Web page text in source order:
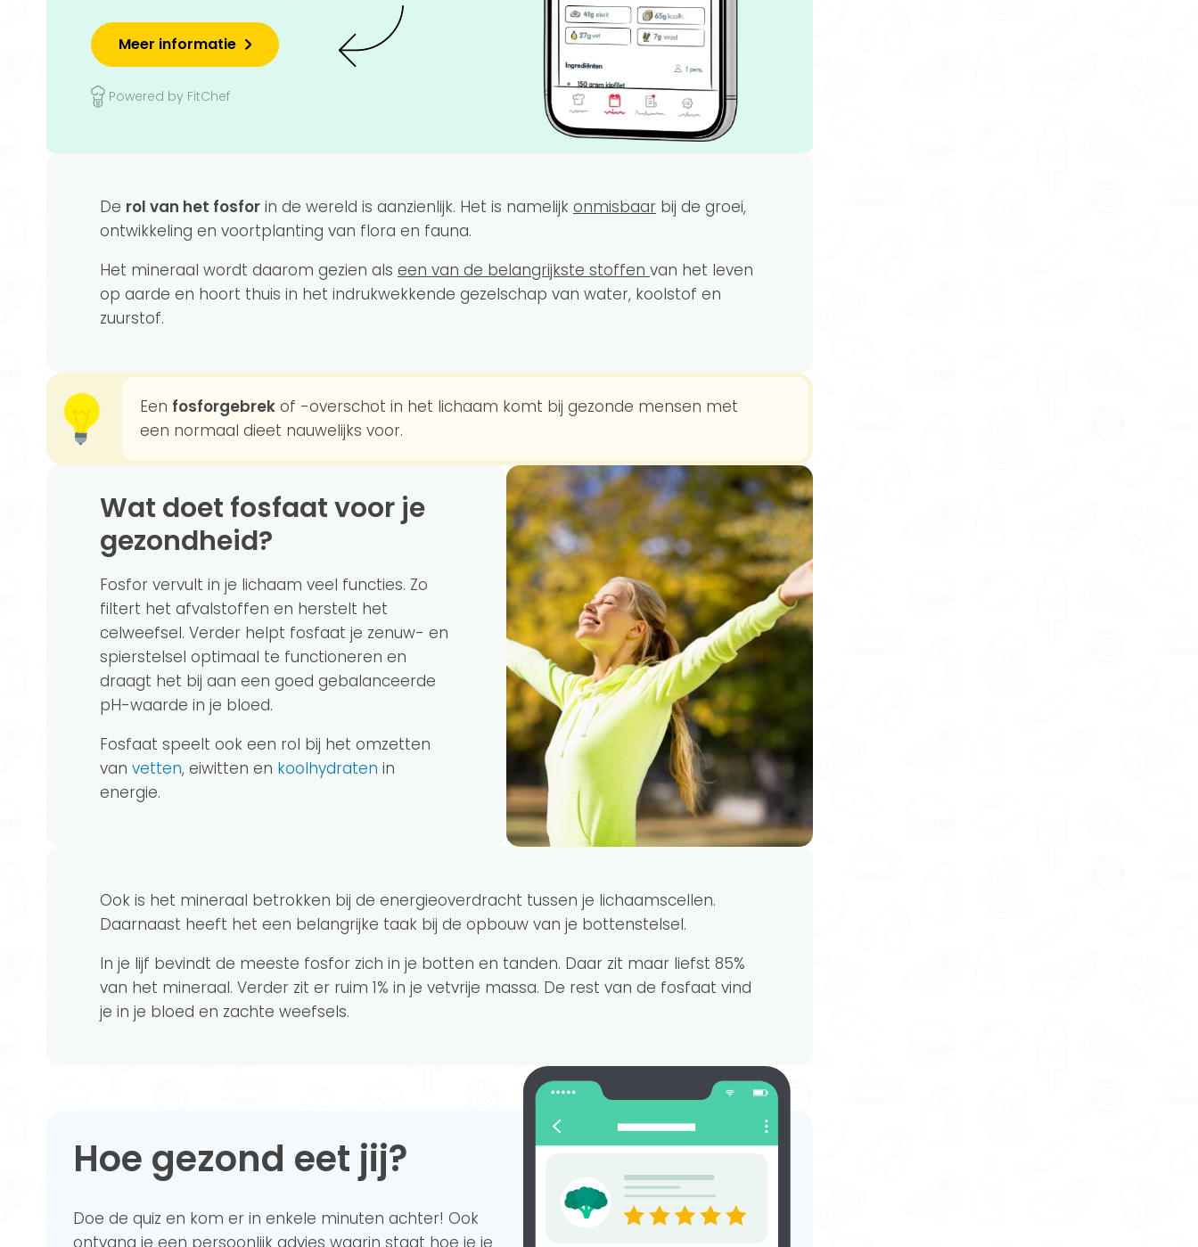
Meer informatie
Powered by FitChef
De rol van het fosfor in de wereld is aanzienlijk. Het is namelijk onmisbaar bij de groei,
ontwikkeling en voortplanting van flora en fauna.
Het mineraal wordt daarom gezien als een van de belangrijkste stoffen van het leven
op aarde en hoort thuis in het indrukwekkende gezelschap van water, koolstof en
zuurstof.
Een fosforgebrek of -overschot in het lichaam komt bij gezonde mensen met
een normaal dieet nauwelijks voor.
Wat doet fosfaat voor je
gezondheid?
Fosfor vervult in je lichaam veel functies. Zo
filtert het afvalstoffen en herstelt het
celweefsel. Verder helpt fosfaat je zenuw- en
spierstelsel optimaal te functioneren en
draagt het bij aan een goed gebalanceerde
pH-waarde in je bloed.
Fosfaat speelt ook een rol bij het omzetten
van vetten, eiwitten en koolhydraten in
energie.
Ook is het mineraal betrokken bij de energieoverdracht tussen je lichaamscellen.
Daarnaast heeft het een belangrijke taak bij de opbouw van je bottenstelsel.
In je lijf bevindt de meeste fosfor zich in je botten en tanden. Daar zit maar liefst 85%
van het mineraal. Verder zit er ruim 1% in je vetvrije massa. De rest van de fosfaat vind
je in je bloed en zachte weefsels.
Hoe gezond eet jij?
Doe de quiz en kom er in enkele minuten achter! Ook
ontvang je een persoonlijk advies waarin staat hoe je je